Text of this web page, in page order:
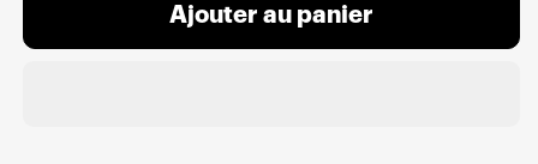
Ajouter au panier